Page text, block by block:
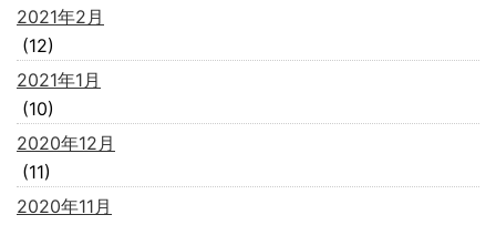
2021年2月
(12)
2021年1月
(10)
2020年12月
(11)
2020年11月